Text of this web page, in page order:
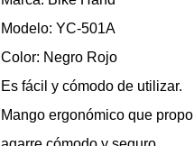
Modelo: YC-501A
Color: Negro Rojo
Es fácil y cómodo de utilizar.
Mango ergonómico que